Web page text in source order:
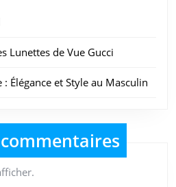
Lunettes de Vue Gucci
Élégance et Style au Masculin